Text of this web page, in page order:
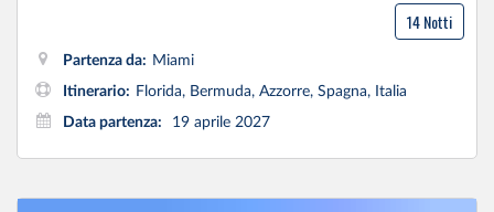
14 Notti
Partenza da: Miami
Itinerario: Florida, Bermuda, Azzorre, Spagna, Italia
Data partenza:
19 aprile 2027